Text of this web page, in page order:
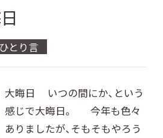
ひとり言
大晦日 いつの間にか、という
感じで大晦日。 今年も色々
ありましたが、そもそもやろう